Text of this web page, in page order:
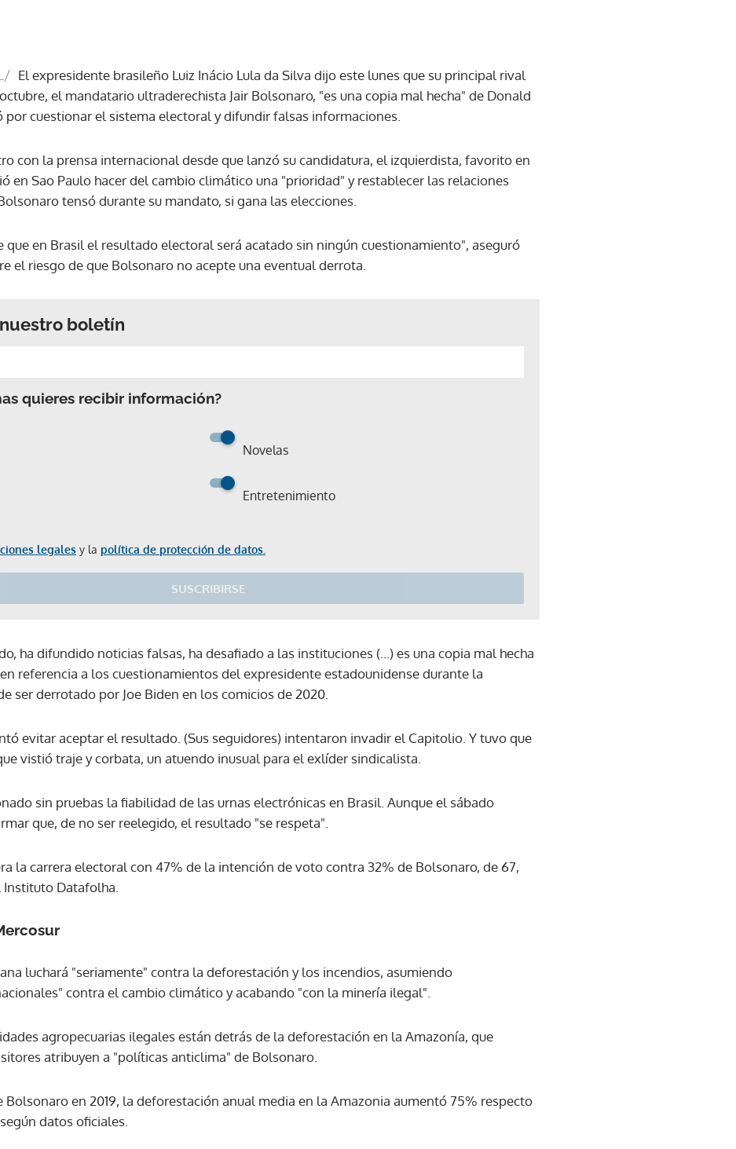
El expresidente brasileño Luiz Inácio Lula da Silva dijo este lunes que su principal rival
el mandatario ultraderechista Jair Bolsonaro, "es una copia mal hecha" de Donald
por cuestionar el sistema electoral y difundir falsas informaciones.
con la prensa internacional desde que lanzó su candidatura, el izquierdista, favorito en
en Sao Paulo hacer del cambio climático una "prioridad" y restablecer las relaciones
tensó durante su mandato, si gana las elecciones.
que en Brasil el resultado electoral será acatado sin ningún cuestionamiento", aseguró
el riesgo de que Bolsonaro no acepte una eventual derrota.
boletín
quieres recibir información?
Novelas
Entretenimiento
legales y la política de protección de datos.
SUSCRIBIRSE
Gracias por suscribirte a nuestro boletín.
ha difundido noticias falsas, ha desafiado a las instituciones (...) es una copia mal hecha
referencia a los cuestionamientos del expresidente estadounidense durante la
ser derrotado por Joe Biden en los comicios de 2020.
evitar aceptar el resultado. (Sus seguidores) intentaron invadir el Capitolio. Y tuvo que
vistió traje y corbata, un atuendo inusual para el exlíder sindicalista.
sin pruebas la fiabilidad de las urnas electrónicas en Brasil. Aunque el sábado
que, de no ser reelegido, el resultado "se respeta".
la carrera electoral con 47% de la intención de voto contra 32% de Bolsonaro, de 67,
Datafolha.
luchará "seriamente" contra la deforestación y los incendios, asumiendo
contra el cambio climático y acabando "con la minería ilegal".
agropecuarias ilegales están detrás de la deforestación en la Amazonía, que
atribuyen a "políticas anticlima" de Bolsonaro.
Bolsonaro en 2019, la deforestación anual media en la Amazonia aumentó 75% respecto
datos oficiales.